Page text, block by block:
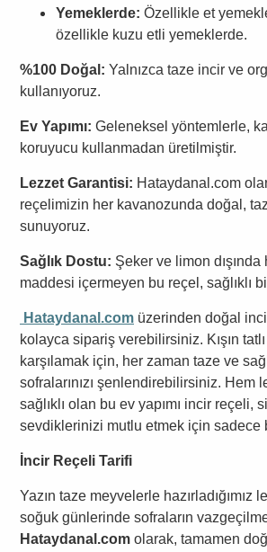
Yemeklerde: Özellikle et
özellikle kuzu etli yemeklerde.
%100 Doğal: Yalnızca taze incir ve
kullanıyoruz.
Ev Yapımı: Geleneksel yöntemlerle,
koruyucu kullanmadan üretilmiştir.
Lezzet Garantisi: Hataydanal.com
reçelimizin her kavanozunda doğal,
sunuyoruz.
Sağlık Dostu: Şeker ve limon dışında
maddesi içermeyen bu reçel, sağlıklı
Hataydanal.com üzerinden doğal
kolayca sipariş verebilirsiniz. Kışın tatlı
karşılamak için, her zaman taze ve
sofralarınızı şenlendirebilirsiniz. Hem
sağlıklı olan bu ev yapımı incir reçeli,
sevdiklerinizi mutlu etmek için sadece
İncir Reçeli Tarifi
Yazın taze meyvelerle hazırladığımız
soğuk günlerinde sofraların
Hataydanal.com olarak, tamamen